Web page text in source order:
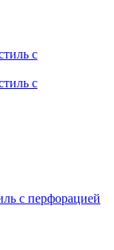
с перфорацией